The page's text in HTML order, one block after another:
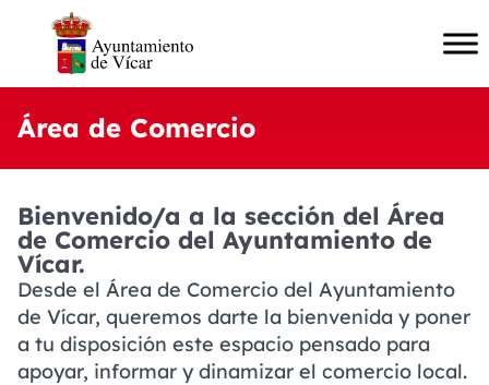
Área de Comercio
Bienvenido/a a la sección del Área
de Comercio del Ayuntamiento de
Vícar.
Desde el Área de Comercio del Ayuntamiento
de Vícar, queremos darte la bienvenida y poner
a tu disposición este espacio pensado para
apoyar, informar y dinamizar el comercio local.